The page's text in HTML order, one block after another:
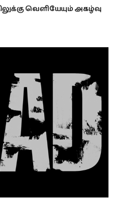
வெளியேயும் அகழ்வு